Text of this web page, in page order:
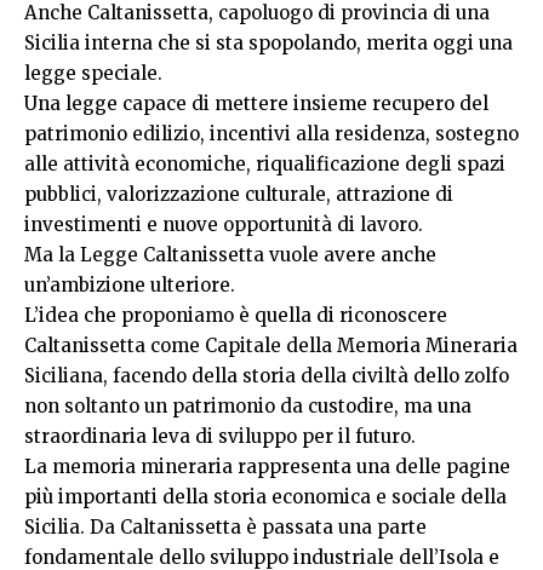
Anche Caltanissetta, capoluogo di provincia di una
Sicilia interna che si sta spopolando, merita oggi una
legge speciale.
Una legge capace di mettere insieme recupero del
patrimonio edilizio, incentivi alla residenza, sostegno
alle attività economiche, riqualificazione degli spazi
pubblici, valorizzazione culturale, attrazione di
investimenti e nuove opportunità di lavoro.
Ma la Legge Caltanissetta vuole avere anche
un’ambizione ulteriore.
L’idea che proponiamo è quella di riconoscere
Caltanissetta come Capitale della Memoria Mineraria
Siciliana, facendo della storia della civiltà dello zolfo
non soltanto un patrimonio da custodire, ma una
straordinaria leva di sviluppo per il futuro.
La memoria mineraria rappresenta una delle pagine
più importanti della storia economica e sociale della
Sicilia. Da Caltanissetta è passata una parte
fondamentale dello sviluppo industriale dell’Isola e